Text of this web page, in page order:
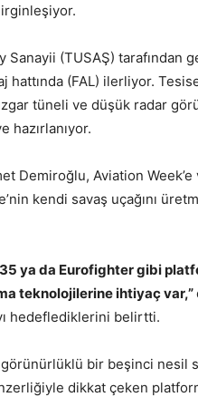
Sanayii (TUSAŞ) tarafından
hattında (FAL) ilerliyor.
tüneli ve düşük radar
hazırlanıyor.
Demiroğlu, Aviation
kendi savaş uçağını
ya da Eurofighter gibi
teknolojilerine ihtiyaç var,”
hedeflediklerini belirtti.
bir beşinci nesil
dikkat çeken